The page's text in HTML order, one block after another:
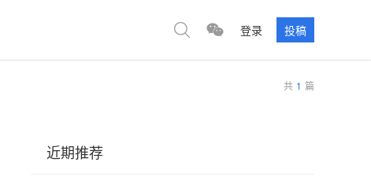
登录 投稿
共 1 篇
近期推荐